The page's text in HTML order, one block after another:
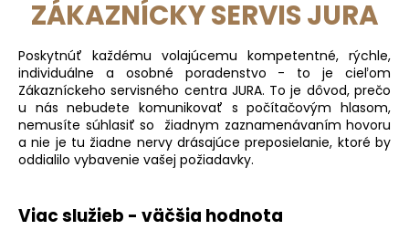
ZÁKAZNÍCKY SERVIS JURA
Poskytnúť každému volajúcemu kompetentné, rýchle,
individuálne a osobné poradenstvo - to je cieľom
Zákazníckeho servisného centra JURA. To je dôvod, prečo
u nás nebudete komunikovať s počítačovým hlasom,
nemusíte súhlasiť so žiadnym zaznamenávaním hovoru
a nie je tu žiadne nervy drásajúce preposielanie, ktoré by
oddialilo vybavenie vašej požiadavky.
Viac služieb - väčšia hodnota
á
j
s
ť
?
HĽADAŤ